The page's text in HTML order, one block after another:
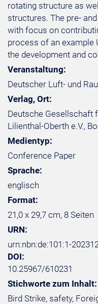
rotating structure as
structures. The pre-
with focus on
process of an example
the development and
Veranstaltung:
Deutscher Luft- und
Verlag, Ort:
Deutsche Gesellschaft
Lilienthal-Oberth e.V.,
Medientyp:
Conference Paper
Sprache:
englisch
Format:
21,0 x 29,7 cm, 8 Seiten
URN:
urn:nbn:de:101:1-
DOI:
10.25967/610231
Stichworte zum Inhalt:
Bird Strike, safety,